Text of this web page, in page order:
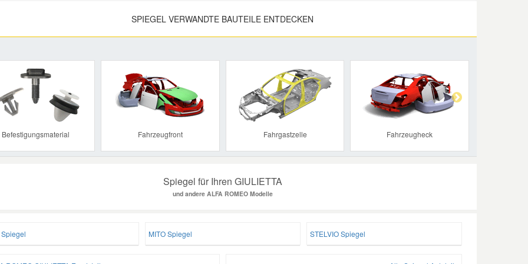
SPIEGEL VERWANDTE BAUTEILE ENTDECKEN
Befestigungsmaterial Fahrzeugfront Fahrgastzelle Fahrzeugheck
Previous
Spiegel für Ihren GIULIETTA
und andere ALFA ROMEO Modelle
MITO Spiegel STELVIO Spiegel